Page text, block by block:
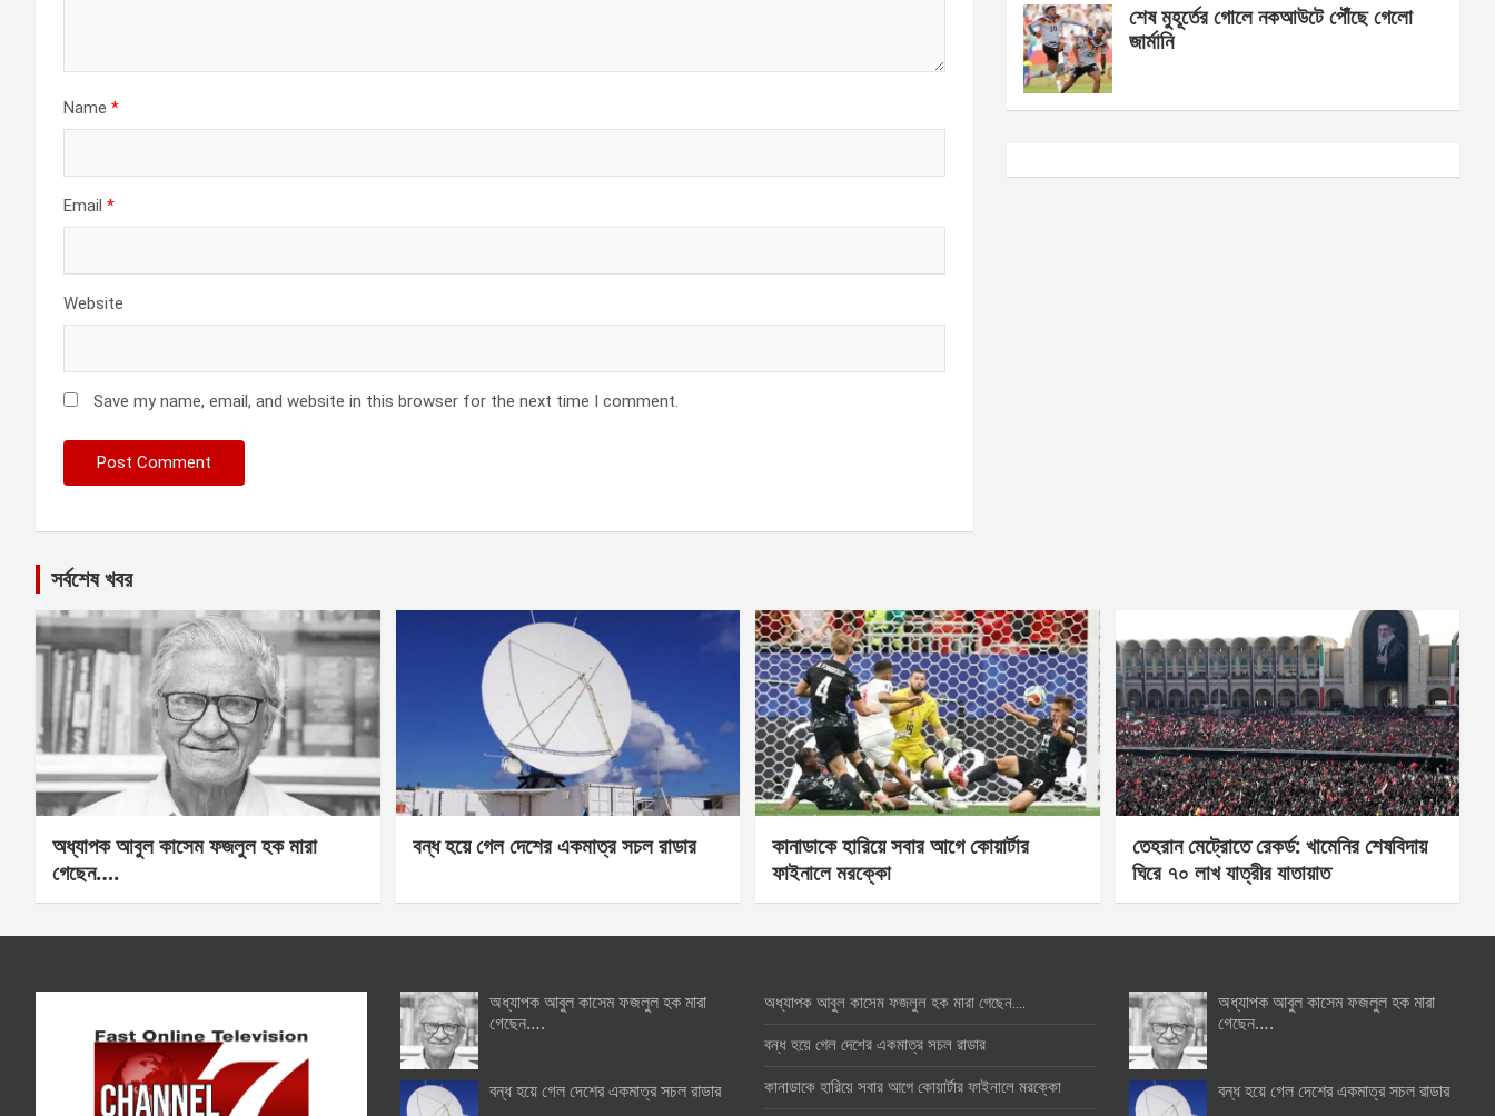
Name *
Email *
Website
Save my name, email, and website in this browser for the next time I comment.
শেষ মুহূর্তের গোলে নকআউটে পৌঁছে গেলো
জার্মানি
সর্বশেষ খবর
অধ্যাপক আবুল কাসেম ফজলুল হক মারা
গেছেন….
বন্ধ হয়ে গেল দেশের একমাত্র সচল রাডার
কানাডাকে হারিয়ে সবার আগে কোয়ার্টার
ফাইনালে মরক্কো
তেহরান মেট্রোতে রেকর্ড: খামেনির শেষবিদায়
ঘিরে ৭০ লাখ যাত্রীর যাতায়াত
অধ্যাপক আবুল কাসেম ফজলুল হক মারা
গেছেন….
বন্ধ হয়ে গেল দেশের একমাত্র সচল রাডার
অধ্যাপক আবুল কাসেম ফজলুল হক মারা গেছেন….
বন্ধ হয়ে গেল দেশের একমাত্র সচল রাডার
কানাডাকে হারিয়ে সবার আগে কোয়ার্টার ফাইনালে মরক্কো
অধ্যাপক আবুল কাসেম ফজলুল হক মারা
গেছেন….
বন্ধ হয়ে গেল দেশের একমাত্র সচল রাডার